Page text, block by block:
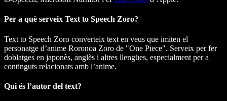
Per a què serveix Text to Speech Zoro?
Text to Speech Zoro converteix text en veus que imiten el
personatge d’anime Roronoa Zoro de "One Piece". Serveix per fer
doblatges en japonès, anglès i altres llengües, especialment per a
continguts relacionats amb l’anime.
Qui és l’autor del text?